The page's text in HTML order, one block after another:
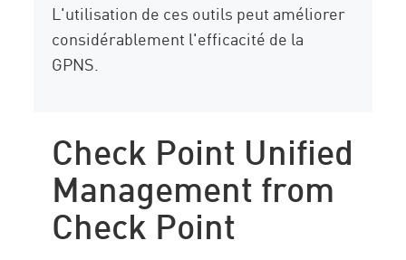
L'utilisation de ces outils peut améliorer
considérablement l'efficacité de la
GPNS.
Check Point Unified
Management from
Check Point